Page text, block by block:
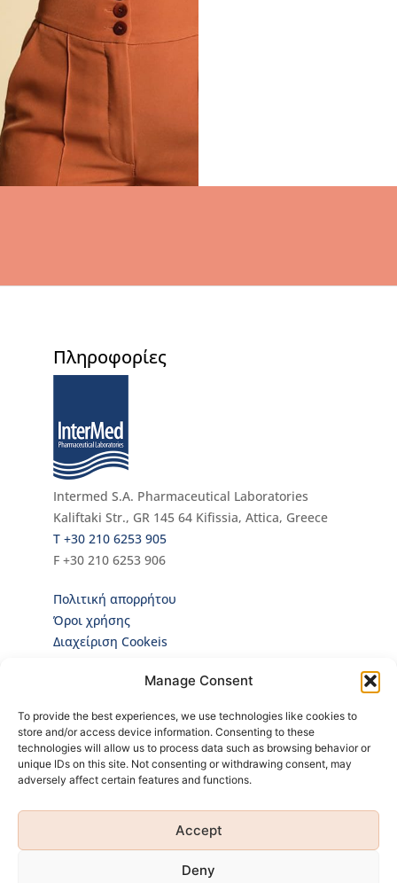
Manage Consent
To provide the best experiences, we use technologies like cookies to
store and/or access device information. Consenting to these
technologies will allow us to process data such as browsing behavior or
unique IDs on this site. Not consenting or withdrawing consent, may
adversely affect certain features and functions.
Accept
Deny
Πληροφορίες
Intermed S.A. Pharmaceutical Laboratories
Kaliftaki Str., GR 145 64 Κifissia, Attica, Greece
Τ +30 210 6253 905
F +30 210 6253 906
Πολιτική απορρήτου
Όροι χρήσης
Διαχείριση Cookeis
Κάνε εγγραφή στο Newsletter για να ενημερώνεσαι
πρώτος για όλα τα νέα μας και τα ολοκαίνουρια
προϊόντα μας!